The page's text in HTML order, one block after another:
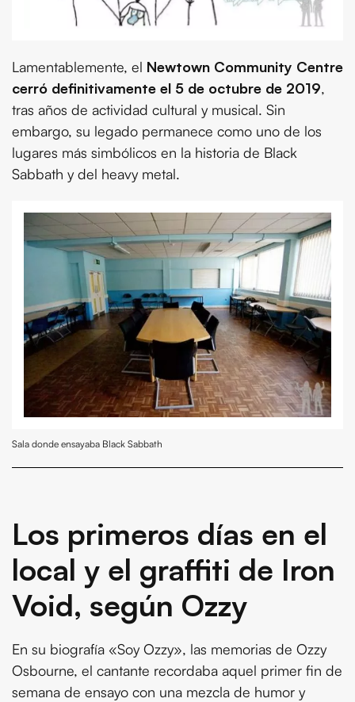
Lamentablemente, el Newtown Community Centre
cerró definitivamente el 5 de octubre de 2019,
tras años de actividad cultural y musical. Sin
embargo, su legado permanece como uno de los
lugares más simbólicos en la historia de Black
Sabbath y del heavy metal.
Sala donde ensayaba Black Sabbath
Los primeros días en el
local y el graffiti de Iron
Void, según Ozzy
En su biografía «Soy Ozzy», las memorias de Ozzy
Osbourne, el cantante recordaba aquel primer fin de
semana de ensayo con una mezcla de humor y